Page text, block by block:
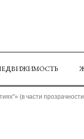
(в части